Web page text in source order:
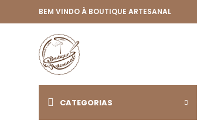
BEM VINDO À BOUTIQUE ARTESANAL
CATEGORIAS